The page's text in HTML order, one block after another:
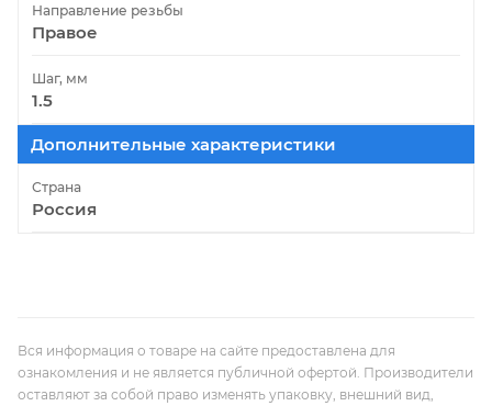
Направление резьбы
Правое
Шаг, мм
1.5
Дополнительные характеристики
Страна
Россия
Вся информация о товаре на сайте предоставлена для
ознакомления и не является публичной офертой. Производители
оставляют за собой право изменять упаковку, внешний вид,